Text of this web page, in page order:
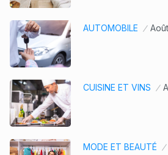
AUTOMOBILE
CUISINE ET VINS
MODE ET BEAUTÉ